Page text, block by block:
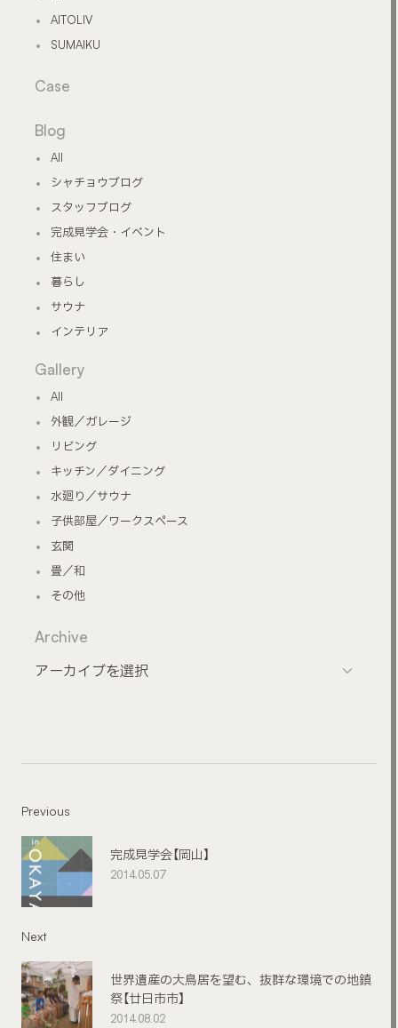
AITOLIV
SUMAIKU
Case
Blog
All
シャチョウブログ
スタッフブログ
完成見学会・イベント
住まい
暮らし
サウナ
インテリア
Gallery
All
外観／ガレージ
リビング
キッチン／ダイニング
水廻り／サウナ
子供部屋／ワークスペース
玄関
畳／和
その他
Archive
Previous
完成見学会【岡山】
2014.05.07
Next
世界遺産の大鳥居を望む、抜群な環境での地鎮
祭【廿日市市】
2014.08.02